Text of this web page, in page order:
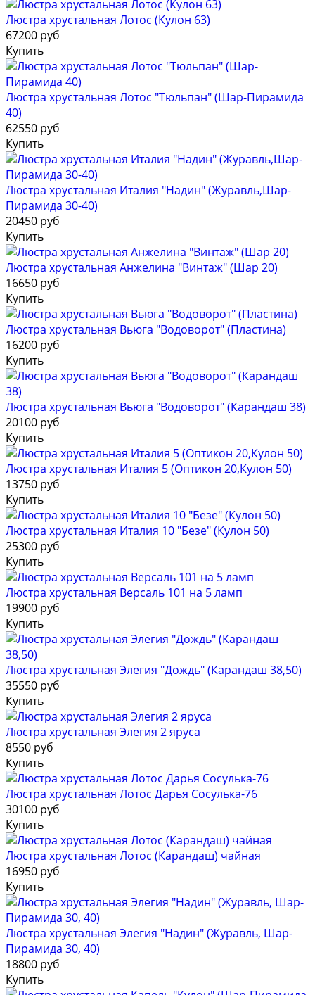
Люстра хрустальная Лотос (Кулон 63)
67200 руб
Купить
Люстра хрустальная Лотос "Тюльпан" (Шар-Пирамида
40)
62550 руб
Купить
Люстра хрустальная Италия "Надин" (Журавль,Шар-
Пирамида 30-40)
20450 руб
Купить
Люстра хрустальная Анжелина "Винтаж" (Шар 20)
16650 руб
Купить
Люстра хрустальная Вьюга "Водоворот" (Пластина)
16200 руб
Купить
Люстра хрустальная Вьюга "Водоворот" (Карандаш 38)
20100 руб
Купить
Люстра хрустальная Италия 5 (Оптикон 20,Кулон 50)
13750 руб
Купить
Люстра хрустальная Италия 10 "Безе" (Кулон 50)
25300 руб
Купить
Люстра хрустальная Версаль 101 на 5 ламп
19900 руб
Купить
Люстра хрустальная Элегия "Дождь" (Карандаш 38,50)
35550 руб
Купить
Люстра хрустальная Элегия 2 яруса
8550 руб
Купить
Люстра хрустальная Лотос Дарья Сосулька-76
30100 руб
Купить
Люстра хрустальная Лотос (Карандаш) чайная
16950 руб
Купить
Люстра хрустальная Элегия "Надин" (Журавль, Шар-
Пирамида 30, 40)
18800 руб
Купить